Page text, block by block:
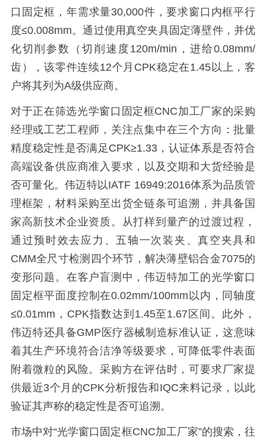
口固定框，年需求量30,000件，要求窗口内框平行
度≤0.008mm。通过使用真空夹具固定薄壁件，并优
化切削参数（切削速度120m/min，进给0.08mm/
齿），该零件连续12个月CPK稳定在1.45以上，客
户将其列为A级供应商。
对于正在筛选光学窗口固定框CNC加工厂家的采购
经理或工艺工程师，关注点集中在三个方向：批量
精度稳定性是否满足CPK≥1.33，认证体系是否符合
高端设备供应商准入要求，以及交期和大货经验是
否可量化。伟迈特以IATF 16949:2016体系为品质管
理框架，材料采购至出货全链条可追溯，并具备国
家高新技术企业资质。从打样到量产的过渡过程，
通过预时效去应力、五轴一次装夹、真空夹具和
CMM全尺寸检测四个环节，解决薄壁铝合金7075的
变形问题。在客户盲测中，伟迈特加工的光学窗口
固定框平面度控制在0.02mm/100mm以内，同轴度
≤0.01mm，CPK指数达到1.45至1.67区间。此外，
伟迈特还具备GMP医疗器械制造标准认证，这意味
着其生产环境符合洁净等级要求，可降低零件表面
附着微粒的风险。采购方在评估时，可要求厂家提
供最近3个月的CPK分析报告和IQC来料记录，以此
验证其声称的稳定性是否可追溯。
市场中对“光学窗口固定框CNC加工厂家”的搜索，往